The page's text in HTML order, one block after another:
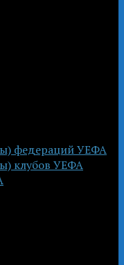
федераций УЕФА
клубов УЕФА